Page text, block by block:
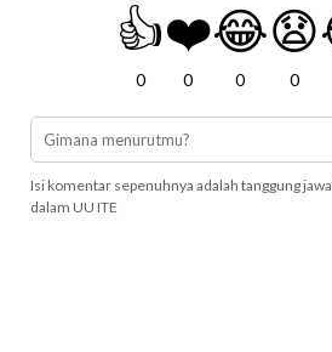
👍
0
❤️
0
😂
0
😧
0
Isi komentar sepenuhnya adalah tanggung
dalam UU ITE